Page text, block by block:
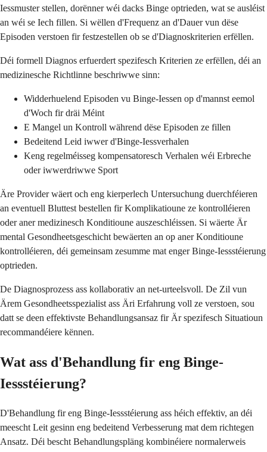
Iessmuster stellen, dorënner wéi dacks Binge optrieden, wat se ausléist
an wéi se Iech fillen. Si wëllen d'Frequenz an d'Dauer vun dëse
Episoden verstoen fir festzestellen ob se d'Diagnoskriterien erfëllen.
Déi formell Diagnos erfuerdert spezifesch Kriterien ze erfëllen, déi an
medizinesche Richtlinne beschriwwe sinn:
Widderhuelend Episoden vu Binge-Iessen op d'mannst eemol
d'Woch fir dräi Méint
E Mangel un Kontroll während dëse Episoden ze fillen
Bedeitend Leid iwwer d'Binge-Iessverhalen
Keng regelméisseg kompensatoresch Verhalen wéi Erbreche
oder iwwerdriwwe Sport
Äre Provider wäert och eng kierperlech Untersuchung duerchféieren
an eventuell Bluttest bestellen fir Komplikatioune ze kontrolléieren
oder aner medizinesch Konditioune auszeschléissen. Si wäerte Är
mental Gesondheetsgeschicht bewäerten an op aner Konditioune
kontrolléieren, déi gemeinsam zesumme mat enger Binge-Iessstéierung
optrieden.
De Diagnosprozess ass kollaborativ an net-urteelsvoll. De Zil vun
Ärem Gesondheetsspezialist ass Äri Erfahrung voll ze verstoen, sou
datt se deen effektivste Behandlungsansaz fir Är spezifesch Situatioun
recommandéiere kënnen.
Wat ass d'Behandlung fir eng Binge-
Iessstéierung?
D'Behandlung fir eng Binge-Iessstéierung ass héich effektiv, an déi
meescht Leit gesinn eng bedeitend Verbesserung mat dem richtegen
Ansatz. Déi bescht Behandlungspläng kombinéiere normalerweis